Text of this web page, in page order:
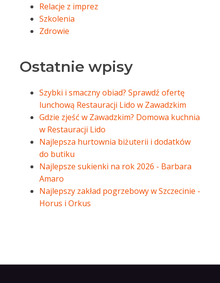
Relacje z imprez
Szkolenia
Zdrowie
Ostatnie wpisy
Szybki i smaczny obiad? Sprawdź ofertę
lunchową Restauracji Lido w Zawadzkim
Gdzie zjeść w Zawadzkim? Domowa kuchnia
w Restauracji Lido
Najlepsza hurtownia biżuterii i dodatków
do butiku
Najlepsze sukienki na rok 2026 - Barbara
Amaro
Najlepszy zakład pogrzebowy w Szczecinie -
Horus i Orkus